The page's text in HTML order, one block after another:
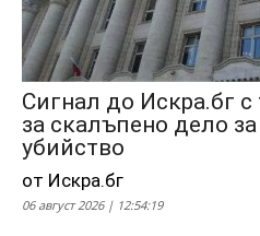
Сигнал до Искра.бг
за скалъпено дело за
убийство
от Искра.бг
06 август 2026 | 12:54:19